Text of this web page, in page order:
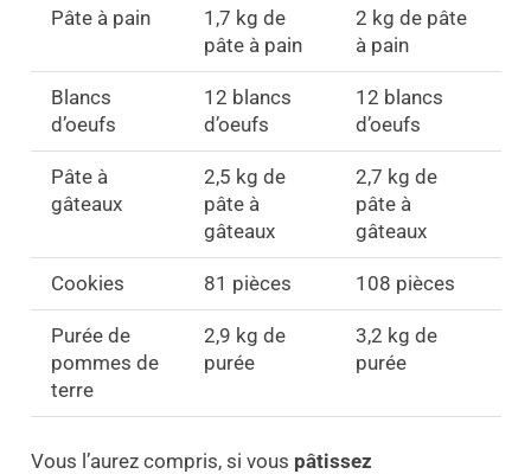
Pâte à pain
1,7 kg de
pâte à pain
2 kg de pâte
à pain
Blancs
d’oeufs
12 blancs
d’oeufs
12 blancs
d’oeufs
Pâte à
gâteaux
2,5 kg de
pâte à
gâteaux
2,7 kg de
pâte à
gâteaux
Cookies 81 pièces 108 pièces
Purée de
pommes de
terre
2,9 kg de
purée
3,2 kg de
purée
Vous l’aurez compris, si vous pâtissez